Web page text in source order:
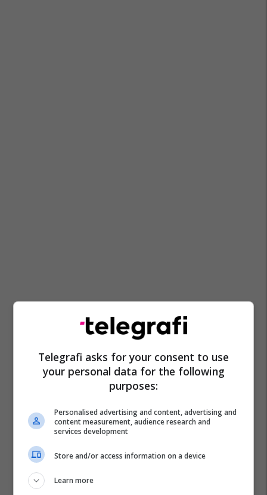
Telegrafi asks for your consent to use
your personal data for the following
purposes:
Personalised advertising and content, advertising and
content measurement, audience research and
services development
Store and/or access information on a device
Learn more